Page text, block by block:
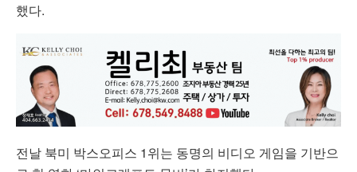
했다.
전날 북미 박스오피스 1위는 동명의 비디오 게임을 기반으